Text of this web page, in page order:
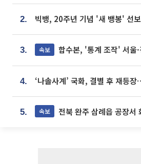
2.
3. 속보 합수본, '통계 조작' 서울·경기·충북
4.
5. 속보 전북 완주 삼례읍 공장서